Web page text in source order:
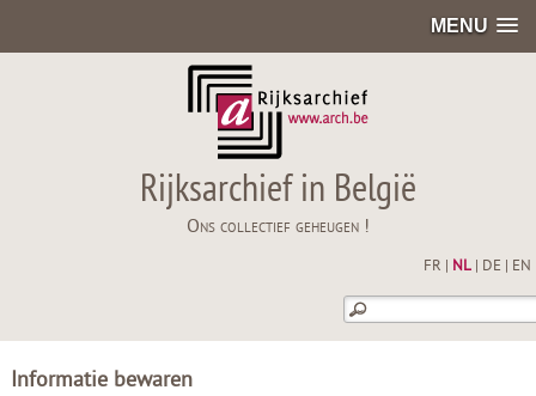
MENU
Rijksarchief in België
Ons collectief geheugen !
FR NL| DE EN
Informatie bewaren